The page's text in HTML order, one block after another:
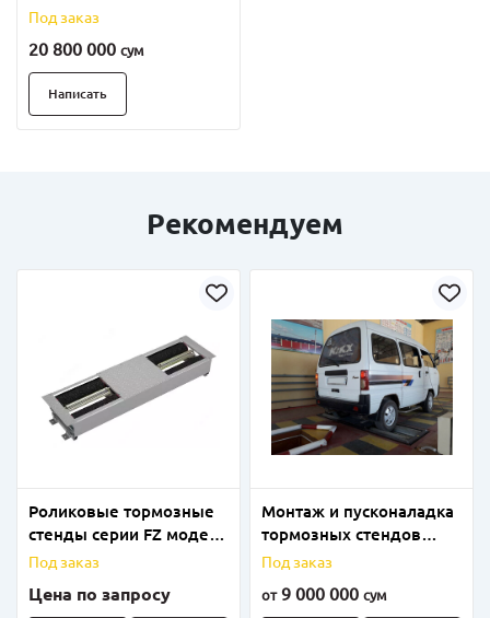
Под заказ
20 800 000 сум
Написать
Рекомендуем
Роликовые тормозные
стенды серии FZ модели
FZ-130Q
Под заказ
Цена по запросу
Монтаж и пусконаладка
тормозных стендов
любой категории
Под заказ
от9 000 000 сум